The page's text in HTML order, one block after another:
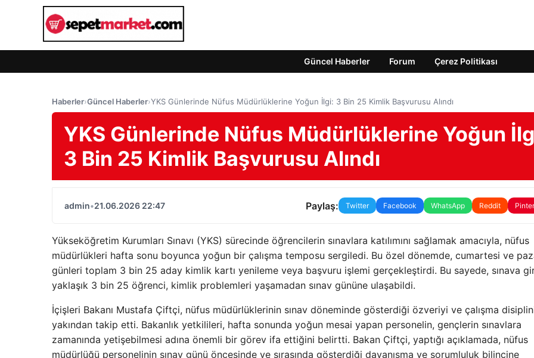
Güncel Haberler Forum Çerez Politikası
Haberler›Güncel Haberler›YKS Günlerinde Nüfus Müdürlüklerine Yoğun İlgi: 3 Bin 25 Kimlik Başvurusu Alındı
YKS Günlerinde Nüfus Müdürlüklerine Yoğun
3 Bin 25 Kimlik Başvurusu Alındı
admin•21.06.2026 22:47 Paylaş: Twitter Facebook WhatsApp Reddit
Yükseköğretim Kurumları Sınavı (YKS) sürecinde öğrencilerin sınavlara katılımını sağlamak amacıyla, nüfus
müdürlükleri hafta sonu boyunca yoğun bir çalışma temposu sergiledi. Bu özel dönemde, cumartesi ve
günleri toplam 3 bin 25 aday kimlik kartı yenileme veya başvuru işlemi gerçekleştirdi. Bu sayede, sınava
yaklaşık 3 bin 25 öğrenci, kimlik problemleri yaşamadan sınav gününe ulaşabildi.
İçişleri Bakanı Mustafa Çiftçi, nüfus müdürlüklerinin sınav döneminde gösterdiği özveriyi ve çalışma
yakından takip etti. Bakanlık yetkilileri, hafta sonunda yoğun mesai yapan personelin, gençlerin sınavlara
zamanında yetişebilmesi adına önemli bir görev ifa ettiğini belirtti. Bakan Çiftçi, yaptığı açıklamada, nüfus
müdürlüğü personelinin sınav günü öncesinde ve sırasında gösterdiği dayanışma ve sorumluluk bilincine